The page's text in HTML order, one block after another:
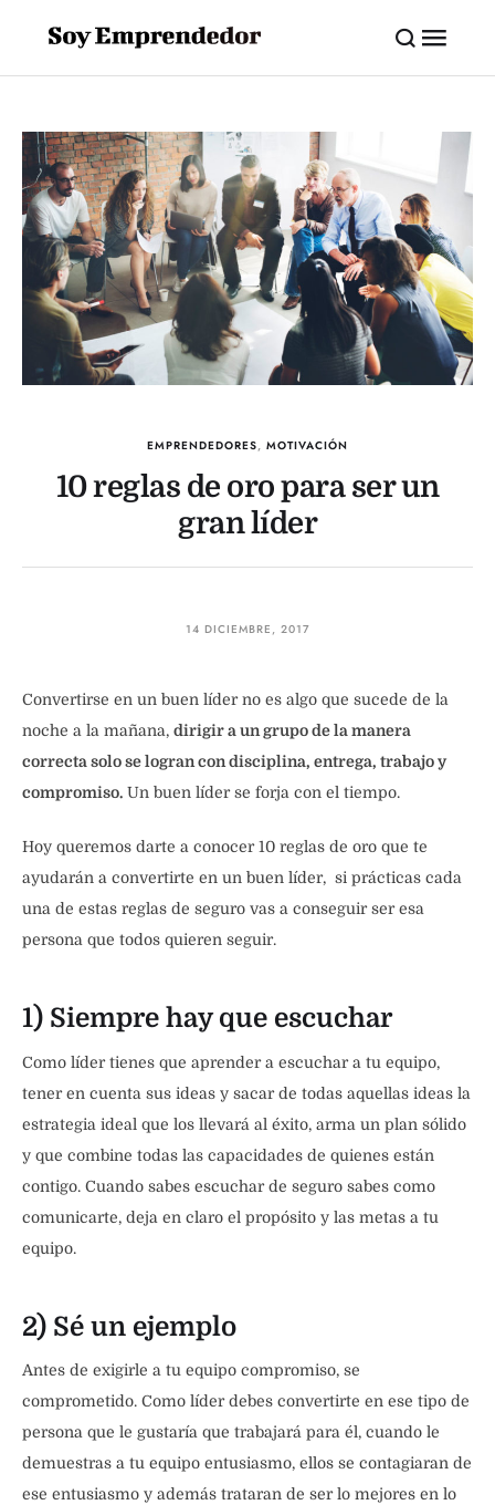
EMPRENDEDORES, MOTIVACIÓN
10 reglas de oro para ser un
gran líder
14 DICIEMBRE, 2017
Convertirse en un buen líder no es algo que sucede de la
noche a la mañana, dirigir a un grupo de la manera
correcta solo se logran con disciplina, entrega, trabajo y
compromiso. Un buen líder se forja con el tiempo.
Hoy queremos darte a conocer 10 reglas de oro que te
ayudarán a convertirte en un buen líder, si prácticas cada
una de estas reglas de seguro vas a conseguir ser esa
persona que todos quieren seguir.
1) Siempre hay que escuchar
Como líder tienes que aprender a escuchar a tu equipo,
tener en cuenta sus ideas y sacar de todas aquellas ideas la
estrategia ideal que los llevará al éxito, arma un plan sólido
y que combine todas las capacidades de quienes están
contigo. Cuando sabes escuchar de seguro sabes como
comunicarte, deja en claro el propósito y las metas a tu
equipo.
2) Sé un ejemplo
Antes de exigirle a tu equipo compromiso, se
comprometido. Como líder debes convertirte en ese tipo de
persona que le gustaría que trabajará para él, cuando le
demuestras a tu equipo entusiasmo, ellos se contagiaran de
ese entusiasmo y además trataran de ser lo mejores en lo